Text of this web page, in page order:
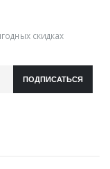
скидках
ПОДПИСАТЬСЯ